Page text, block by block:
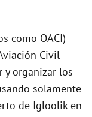
como OACI)
Civil
y organizar los
solamente
de Igloolik en